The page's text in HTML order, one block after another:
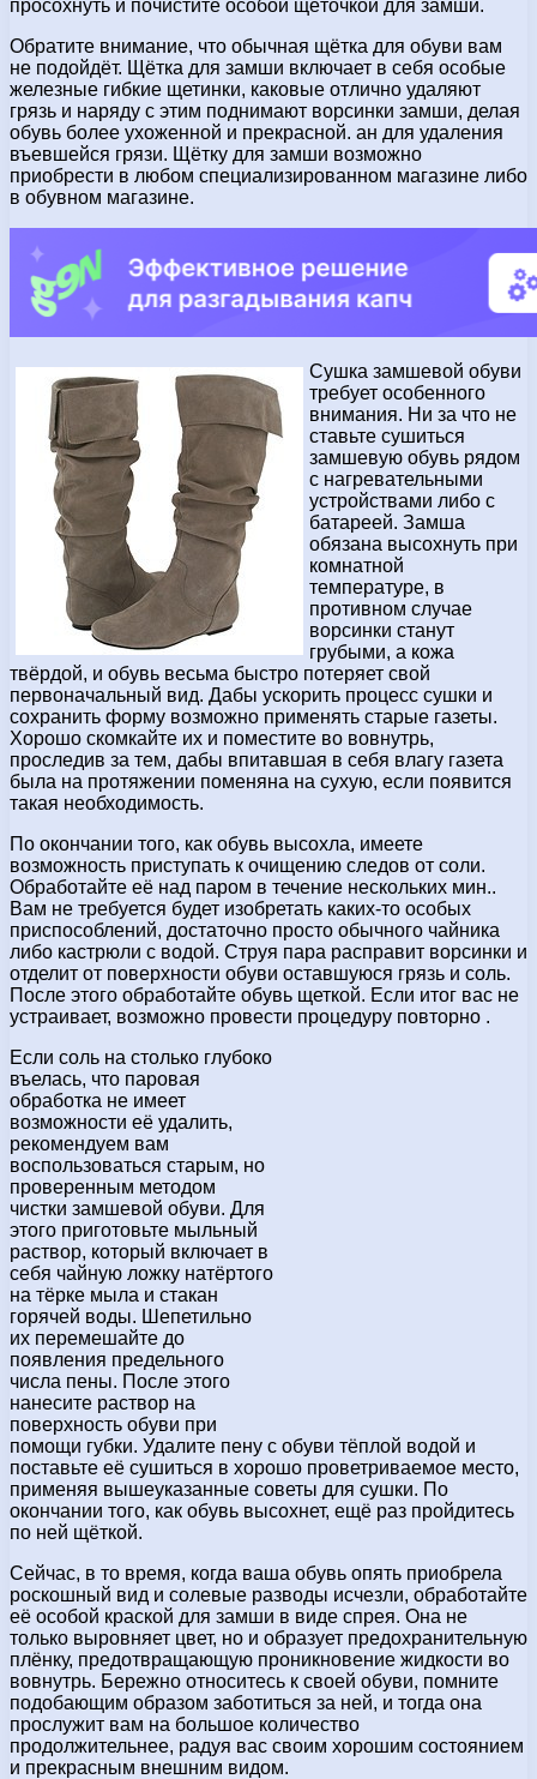
просохнуть и почистите особой щёточкой для замши.
Обратите внимание, что обычная щётка для обуви вам
не подойдёт. Щётка для замши включает в себя особые
железные гибкие щетинки, каковые отлично удаляют
грязь и наряду с этим поднимают ворсинки замши, делая
обувь более ухоженной и прекрасной. ан для удаления
въевшейся грязи. Щётку для замши возможно
приобрести в любом специализированном магазине либо
в обувном магазине.
Сушка замшевой обуви
требует особенного
внимания. Ни за что не
ставьте сушиться
замшевую обувь рядом
с нагревательными
устройствами либо с
батареей. Замша
обязана высохнуть при
комнатной
температуре, в
противном случае
ворсинки станут
грубыми, а кожа
твёрдой, и обувь весьма быстро потеряет свой
первоначальный вид. Дабы ускорить процесс сушки и
сохранить форму возможно применять старые газеты.
Хорошо скомкайте их и поместите во вовнутрь,
проследив за тем, дабы впитавшая в себя влагу газета
была на протяжении поменяна на сухую, если появится
такая необходимость.
По окончании того, как обувь высохла, имеете
возможность приступать к очищению следов от соли.
Обработайте её над паром в течение нескольких мин..
Вам не требуется будет изобретать каких-то особых
приспособлений, достаточно просто обычного чайника
либо кастрюли с водой. Струя пара расправит ворсинки и
отделит от поверхности обуви оставшуюся грязь и соль.
После этого обработайте обувь щеткой. Если итог вас не
устраивает, возможно провести процедуру повторно .
Если соль на столько глубоко
въелась, что паровая
обработка не имеет
возможности её удалить,
рекомендуем вам
воспользоваться старым, но
проверенным методом
чистки замшевой обуви. Для
этого приготовьте мыльный
раствор, который включает в
себя чайную ложку натёртого
на тёрке мыла и стакан
горячей воды. Шепетильно
их перемешайте до
появления предельного
числа пены. После этого
нанесите раствор на
поверхность обуви при
помощи губки. Удалите пену с обуви тёплой водой и
поставьте её сушиться в хорошо проветриваемое место,
применяя вышеуказанные советы для сушки. По
окончании того, как обувь высохнет, ещё раз пройдитесь
по ней щёткой.
Сейчас, в то время, когда ваша обувь опять приобрела
роскошный вид и солевые разводы исчезли, обработайте
её особой краской для замши в виде спрея. Она не
только выровняет цвет, но и образует предохранительную
плёнку, предотвращающую проникновение жидкости во
вовнутрь. Бережно относитесь к своей обуви, помните
подобающим образом заботиться за ней, и тогда она
прослужит вам на большое количество
продолжительнее, радуя вас своим хорошим состоянием
и прекрасным внешним видом.